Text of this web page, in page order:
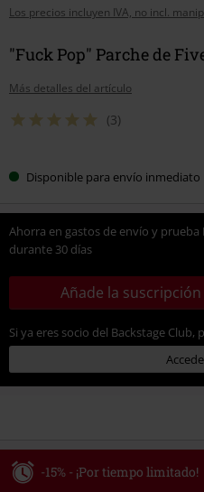
Los precios incluyen IVA, no incl.
"Fuck Pop" Parche de
Más detalles del artículo
(3)
Disponible para envío inmediato
Ahorra en gastos de envío y prueba
durante 30 días
Añade la
Si ya eres socio del Backstage Club,
-15% - ¡Por tiempo limitado!